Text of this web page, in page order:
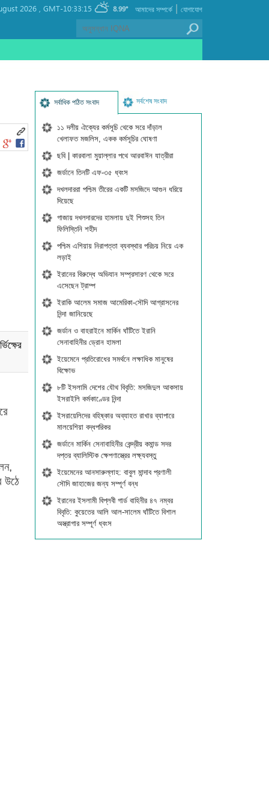
2026 , GMT-10:33:15 8.99° যোগাযোগ
|
আমাদের সম্পর্কে
উঠে
সর্বাধিক পঠিত সংবাদ সর্বশেষ সংবাদ
১১ দলীয় ঐক্যের কর্মসূচি থেকে সরে দাঁড়াল
খেলাফত মজলিস, একক কর্মসূচির ঘোষণা
ছবি | কারবালা মুয়াল্লার পথে আরবাঈন যাত্রীরা
জর্ডানে তিনটি এফ-৩৫ ধ্বংস
দখলদাররা পশ্চিম তীরের একটি মসজিদে আগুন ধরিয়ে
দিয়েছে
গাজায় দখলদারদের হামলায় দুই শিশুসহ তিন
ফিলিস্তিনি শহীদ
পশ্চিম এশিয়ায় নিরাপত্তা ব্যবস্থার পরিচয় নিয়ে এক
লড়াই
ইরানের বিরুদ্ধে অভিযান সম্প্রসারণ থেকে সরে
এসেছেন ট্রাম্প
ইরাকি আলেম সমাজ আমেরিকা-সৌদি আগ্রাসনের
নিন্দা জানিয়েছে
জর্ডান ও বাহরাইনে মার্কিন ঘাঁটিতে ইরানি
সেনাবাহিনীর ড্রোন হামলা
ইয়েমেনে প্রতিরোধের সমর্থনে লক্ষাধিক মানুষের
বিক্ষোভ
৮টি ইসলামি দেশের যৌথ বিবৃতি: মসজিদুল আকসায়
ইসরাইলি কর্মকাণ্ডের নিন্দা
ইসরায়েলিদের বহিষ্কার অব্যাহত রাখার ব্যাপারে
মালয়েশিয়া বদ্ধপরিকর
জর্ডানে মার্কিন সেনাবাহিনীর কেন্দ্রীয় কমান্ড সদর
দপ্তর ব্যালিস্টিক ক্ষেপণাস্ত্রের লক্ষ্যবস্তু
ইয়েমেনের আনসারুল্লাহ: বাবুল মান্দাব প্রণালী
সৌদি জাহাজের জন্য সম্পূর্ণ বন্ধ
ইরানের ইসলামী বিপ্লবী গার্ড বাহিনীর ৪৭ নম্বর
বিবৃতি: কুয়েতের আলি আল-সালেম ঘাঁটিতে বিশাল
অস্ত্রাগার সম্পূর্ণ ধ্বংস